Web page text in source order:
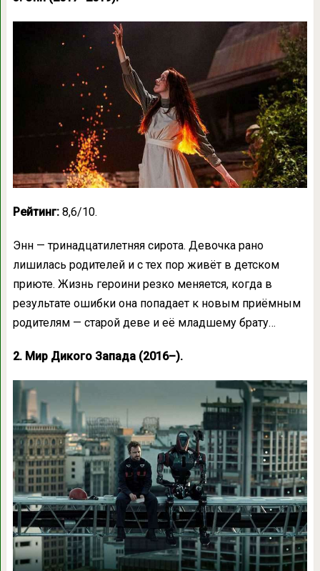
Рейтинг:8,6/10.
Энн — тринадцатилетняя сирота. Девочка рано
лишилась родителей и с тех пор живёт в детском
приюте. Жизнь героини резко меняется, когда в
результате ошибки она попадает к новым приёмным
родителям — старой деве и её младшему брату…
2. Мир Дикого Запада (2016–).